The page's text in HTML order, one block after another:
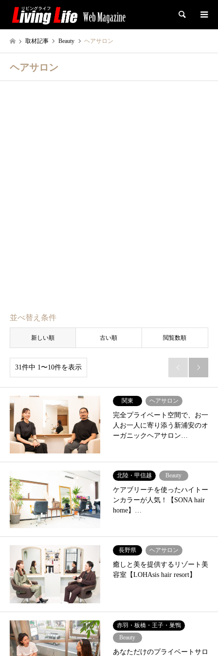
検索
取材記事 Beauty ヘアサロン
ヘアサロン
並べ替え条件
新しい順 古い順 閲覧数順
31件中 1〜10件を表示  
関東 ヘアサロン
完全プライベート空間で、お一
人お一人に寄り添う新浦安のオ
ーガニックヘアサロン…
北陸・甲信越 Beauty
ケアブリーチを使ったハイトー
ンカラーが人気！【SONA hair
home】…
長野県 ヘアサロン
癒しと美を提供するリゾート美
容室【LOHAsis hair resort】
赤羽・板橋・王子・巣鴨
Beauty
あなただけのプライベートサロ